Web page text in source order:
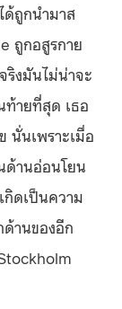
ด้ถูกนำมาส
ถูกอสูรกาย
ริงมันไม่น่าจะ
ท้ายที่สุด เธอ
นั่นเพราะเมื่อ
ด้านอ่อนโยน
ดเป็นความ
านของอีก